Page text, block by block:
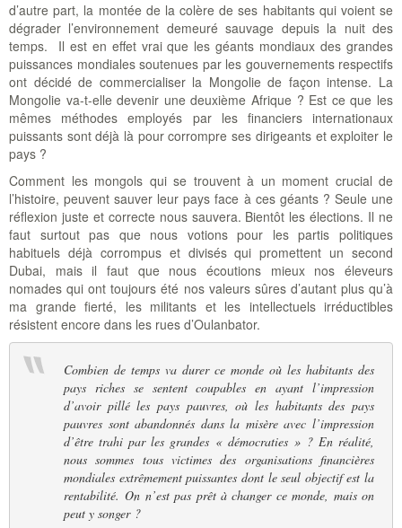
d’autre part, la montée de la colère de ses habitants qui voient se
dégrader l’environnement demeuré sauvage depuis la nuit des
temps. Il est en effet vrai que les géants mondiaux des grandes
puissances mondiales soutenues par les gouvernements respectifs
ont décidé de commercialiser la Mongolie de façon intense. La
Mongolie va-t-elle devenir une deuxième Afrique ? Est ce que les
mêmes méthodes employés par les financiers internationaux
puissants sont déjà là pour corrompre ses dirigeants et exploiter le
pays ?
Comment les mongols qui se trouvent à un moment crucial de
l’histoire, peuvent sauver leur pays face à ces géants ? Seule une
réflexion juste et correcte nous sauvera. Bientôt les élections. Il ne
faut surtout pas que nous votions pour les partis politiques
habituels déjà corrompus et divisés qui promettent un second
Dubai, mais il faut que nous écoutions mieux nos éleveurs
nomades qui ont toujours été nos valeurs sûres d’autant plus qu’à
ma grande fierté, les militants et les intellectuels irréductibles
résistent encore dans les rues d’Oulanbator.
Combien de temps va durer ce monde où les habitants des
pays riches se sentent coupables en ayant l’impression
d’avoir pillé les pays pauvres, où les habitants des pays
pauvres sont abandonnés dans la misère avec l’impression
d’être trahi par les grandes « démocraties » ? En réalité,
nous sommes tous victimes des organisations financières
mondiales extrêmement puissantes dont le seul objectif est la
rentabilité. On n’est pas prêt à changer ce monde, mais on
peut y songer ?